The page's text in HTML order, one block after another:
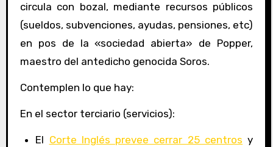
circula con bozal, mediante recursos públicos
(sueldos, subvenciones, ayudas, pensiones, etc)
en pos de la «sociedad abierta» de Popper,
maestro del antedicho genocida Soros.
Contemplen lo que hay:
En el sector terciario (servicios):
El Corte Inglés prevee cerrar 25 centros y